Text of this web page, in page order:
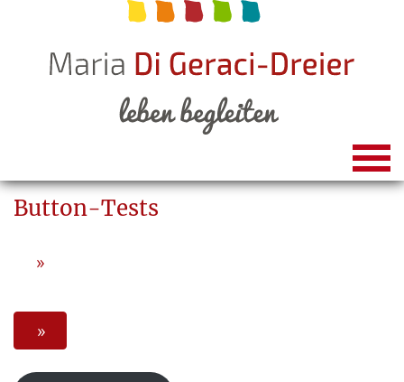
Toggle
Button-Tests